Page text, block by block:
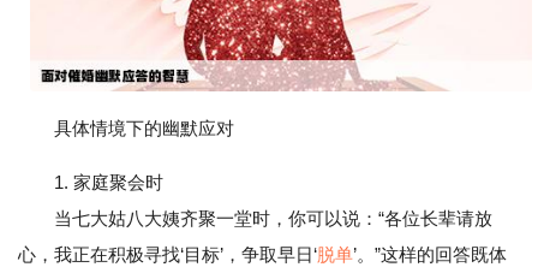
具体情境下的幽默应对
1. 家庭聚会时
当七大姑八大姨齐聚一堂时，你可以说：“各位长辈请放
心，我正在积极寻找‘目标’，争取早日‘脱单’。”这样的回答既体